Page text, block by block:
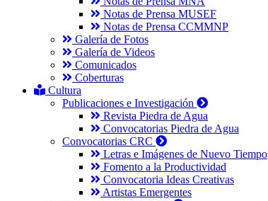
Notas de Prensa MUSEF
Notas de Prensa CCMMNP
Galería de Fotos
Galería de Videos
Comunicados
Coberturas
Cultura
Publicaciones e Investigación
Revista Piedra de Agua
Convocatorias Piedra de Agua
Convocatorias CRC
Letras e Imágenes de Nuevo Tiempo
Fomento a la Productividad
Convocatoria Ideas Creativas
Artistas Emergentes